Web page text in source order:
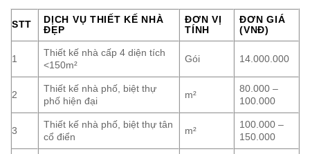
STT
DỊCH VỤ THIẾT KẾ NHÀ
ĐẸP
ĐƠN VỊ
TÍNH
ĐƠN GIÁ
(VNĐ)
1
Thiết kế nhà cấp 4 diện tích
<150m²
Gói 14.000.000
2
Thiết kế nhà phố, biệt thự
phố hiện đại
m²
80.000 –
100.000
3
Thiết kế nhà phố, biệt thự tân
cổ điển
m²
100.000 –
150.000